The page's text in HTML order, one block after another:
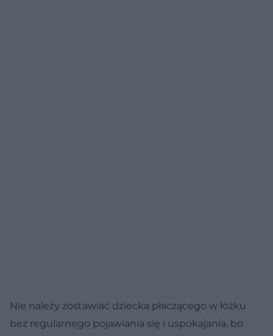
Nie należy zostawiać dziecka płaczącego w łóżku
bez regularnego pojawiania się i uspokajania, bo